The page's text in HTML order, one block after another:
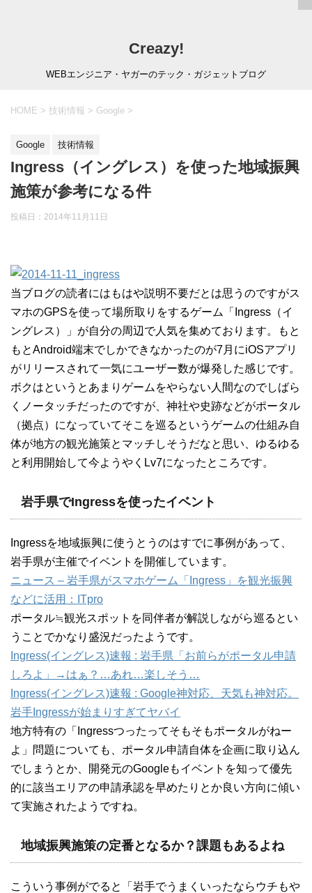
Creazy!
WEBエンジニア・ヤガーのテック・ガジェットブログ
HOME > 技術情報 > Google >
Google 技術情報
Ingress（イングレス）を使った地域振興
施策が参考になる件
投稿日： 2014年11月11日
当ブログの読者にはもはや説明不要だとは思うのですがス
マホのGPSを使って場所取りをするゲーム「Ingress（イ
ングレス）」が自分の周辺で人気を集めております。もと
もとAndroid端末でしかできなかったのが7月にiOSアプリ
がリリースされて一気にユーザー数が爆発した感じです。
ボクはというとあまりゲームをやらない人間なのでしばら
くノータッチだったのですが、神社や史跡などがポータル
（拠点）になっていてそこを巡るというゲームの仕組み自
体が地方の観光施策とマッチしそうだなと思い、ゆるゆる
と利用開始して今ようやくLv7になったところです。
岩手県でIngressを使ったイベント
Ingressを地域振興に使うとうのはすでに事例があって、
岩手県が主催でイベントを開催しています。
ニュース – 岩手県がスマホゲーム「Ingress」を観光振興
などに活用：ITpro
ポータル≒観光スポットを同伴者が解説しながら巡るとい
うことでかなり盛況だったようです。
Ingress(イングレス)速報 : 岩手県「お前らがポータル申請
しろよ」→はぁ？…あれ…楽しそう…
Ingress(イングレス)速報 : Google神対応、天気も神対応。
岩手Ingressが始まりすぎてヤバイ
地方特有の「Ingressつったってそもそもポータルがねー
よ」問題についても、ポータル申請自体を企画に取り込ん
でしまうとか、開発元のGoogleもイベントを知って優先
的に該当エリアの申請承認を早めたりとか良い方向に傾い
て実施されたようですね。
地域振興施策の定番となるか？課題もあるよね
こういう事例がでると「岩手でうまくいったならウチもや